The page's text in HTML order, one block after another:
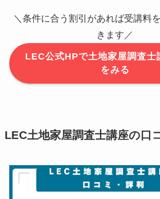
＼条件に合う割引があれば受講料
きます／
LEC公式HPで土地家屋調査士
をみる
LEC土地家屋調査士講座の口